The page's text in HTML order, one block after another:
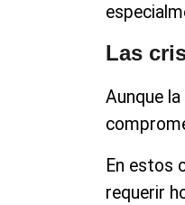
Las
Aunque
En estos
requerir